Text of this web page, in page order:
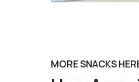
MORE SNACKS